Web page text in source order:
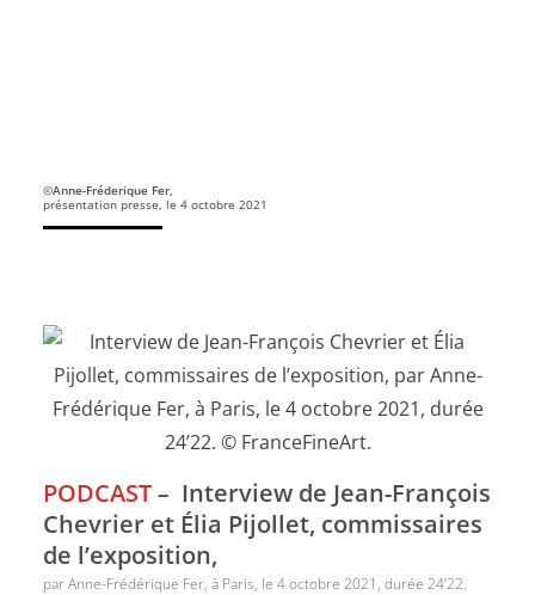
©Anne-Fréderique Fer,
présentation presse, le 4 octobre 2021
PODCAST– Interview de Jean-François
Chevrier et Élia Pijollet, commissaires
de l’exposition,
par Anne-Frédérique Fer, à Paris, le 4 octobre 2021, durée 24’22.